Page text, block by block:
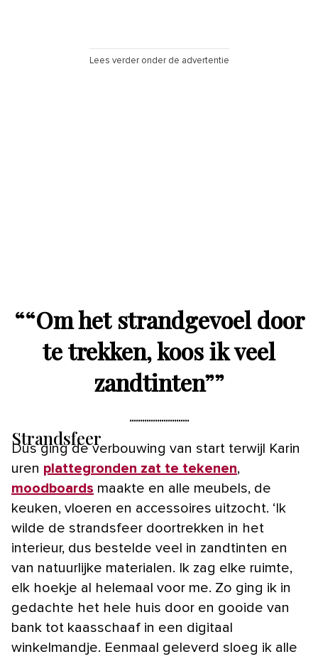
Lees verder onder de advertentie
““Om het strandgevoel door
te trekken, koos ik veel
zandtinten””
Strandsfeer
Dus ging de verbouwing van start terwijl Karin
uren plattegronden zat te tekenen,
moodboards maakte en alle meubels, de
keuken, vloeren en accessoires uitzocht. ‘Ik
wilde de strandsfeer doortrekken in het
interieur, dus bestelde veel in zandtinten en
van natuurlijke materialen. Ik zag elke ruimte,
elk hoekje al helemaal voor me. Zo ging ik in
gedachte het hele huis door en gooide van
bank tot kaasschaaf in een digitaal
winkelmandje. Eenmaal geleverd sloeg ik alle